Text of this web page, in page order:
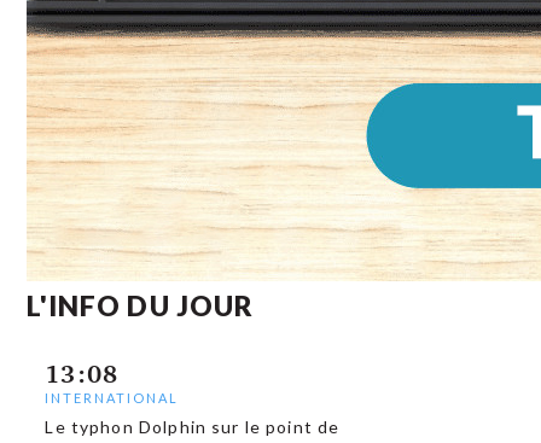
L'INFO DU JOUR
13:08
INTERNATIONAL
Le typhon Dolphin sur le point de